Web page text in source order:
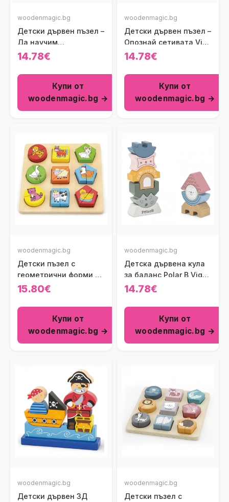
woodenmagic.bg
Детски дървен пъзел –
Да научим
геометричните форми
14.78€
Купи от
woodenmagic.bg →
woodenmagic.bg
Детски дървен пъзел –
Опознай сетивата Viga
toys
14.78€
Купи от
woodenmagic.bg →
woodenmagic.bg
Детски пъзел с
геометрични форми –
Фермерски животни
15.80€
Купи от
woodenmagic.bg →
woodenmagic.bg
Детска дървена кула
за баланс Polar B Viga
toys
14.78€
Купи от
woodenmagic.bg →
woodenmagic.bg
Детски дървен 3Д
woodenmagic.bg
Детски пъзел с